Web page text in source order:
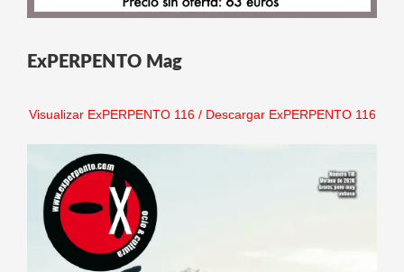
ExPERPENTO Mag
Visualizar ExPERPENTO 116/ Descargar ExPERPENTO 116